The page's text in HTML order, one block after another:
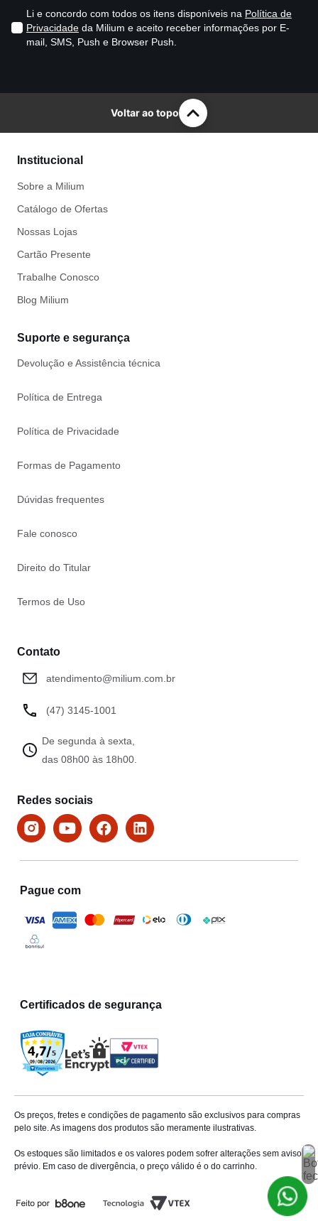
Li e concordo com todos os itens disponíveis na Política de
Privacidade da Milium e aceito receber informações por E-
mail, SMS, Push e Browser Push.
Voltar ao topo
Institucional
Sobre a Milium
Catálogo de Ofertas
Nossas Lojas
Cartão Presente
Trabalhe Conosco
Blog Milium
Suporte e segurança
Devolução e Assistência técnica
Política de Entrega
Política de Privacidade
Formas de Pagamento
Dúvidas frequentes
Fale conosco
Direito do Titular
Termos de Uso
Contato
atendimento@milium.com.br
(47) 3145-1001
De segunda à sexta,
das 08h00 às 18h00.
Redes sociais
Pague com
Certificados de segurança
Os preços, fretes e condições de pagamento são exclusivos para compras
pelo site. As imagens dos produtos são meramente ilustrativas.
Os estoques são limitados e os valores podem sofrer alterações sem aviso
prévio. Em caso de divergência, o preço válido é o do carrinho.